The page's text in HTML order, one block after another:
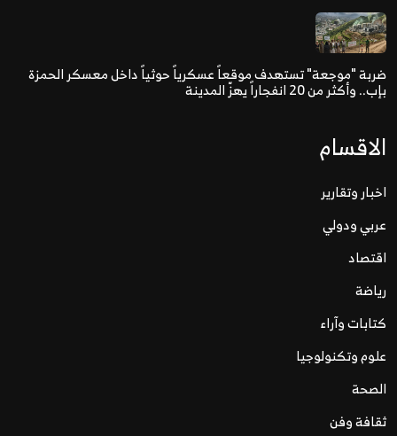
ضربة "موجعة" تستهدف موقعاً عسكرياً حوثياً داخل معسكر الحمزة
بإب.. وأكثر من 20 انفجاراً يهزّ المدينة
الاقسام
اخبار وتقارير
عربي ودولي
اقتصاد
رياضة
كتابات وآراء
علوم وتكنولوجيا
الصحة
ثقافة وفن